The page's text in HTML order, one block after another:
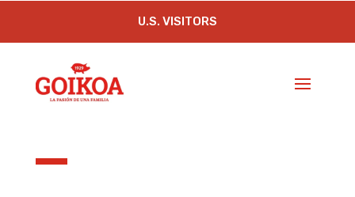
U.S. VISITORS